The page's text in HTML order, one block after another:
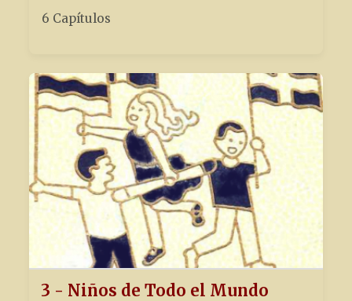
6 Capítulos
3 - Niños de Todo el Mundo